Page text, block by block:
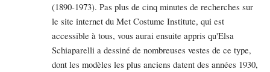
(1890-1973). Pas plus de cinq minutes de recherches sur
le site internet du Met Costume Institute, qui est
accessible à tous, vous aurai ensuite appris qu'Elsa
Schiaparelli a dessiné de nombreuses vestes de ce type,
dont les modèles les plus anciens datent des années 1930,